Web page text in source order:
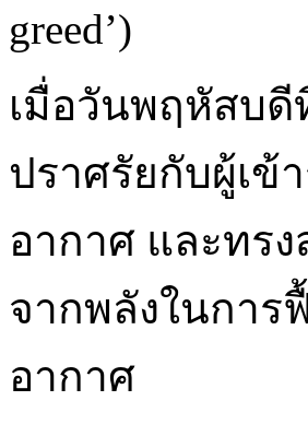
greed’)
เมื่อวันพฤหัสบดี
ปราศรัยกับผู้เข้
อากาศ และทร
จากพลังในกา
อากาศ